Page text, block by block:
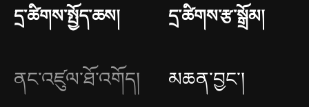
དྲ་ཚིགས་སྤྱོད་ཆས།
ནང་འཛུལ་ཐོ་འགོད།
དྲ་ཚིགས་རྩ་སྒྲོམ།
མཆན་བྱང༌།